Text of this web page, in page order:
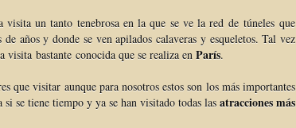
visita un tanto tenebrosa en la que se ve la red de túneles que
años y donde se ven apilados calaveras y esqueletos. Tal vez
visita bastante conocida que se realiza en París.
que visitar aunque para nosotros estos son los más importantes
se tiene tiempo y ya se han visitado todas las atracciones más